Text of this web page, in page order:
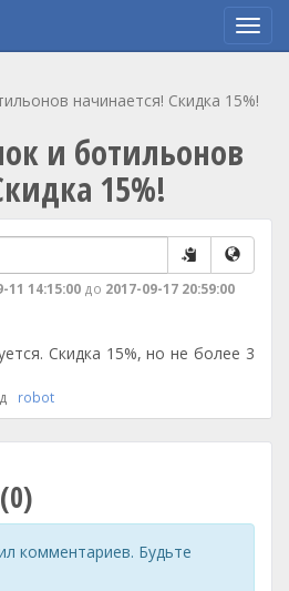
начинается! Скидка 15%!
и ботильонов
15%!
11 14:15:00 до 2017-09-17 20:59:00
Скидка 15%, но не более 3
robot
комментариев. Будьте